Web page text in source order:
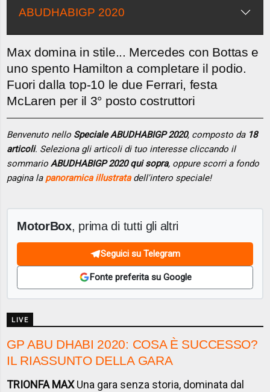
ABUDHABIGP 2020
Max domina in stile... Mercedes con Bottas e
uno spento Hamilton a completare il podio.
Fuori dalla top-10 le due Ferrari, festa
McLaren per il 3° posto costruttori
Benvenuto nello Speciale ABUDHABIGP 2020, composto da 18
articoli. Seleziona gli articoli di tuo interesse cliccando il
sommarioABUDHABIGP 2020 qui sopra, oppure scorri a fondo
pagina la panoramica illustratadell'intero speciale!
MotorBox, prima di tutti gli altri
Seguici su Telegram
Fonte preferita su Google
LIVE
GP ABU DHABI 2020: COSA È SUCCESSO?
IL RIASSUNTO DELLA GARA
TRIONFA MAXUna gara senza storia, dominata dal